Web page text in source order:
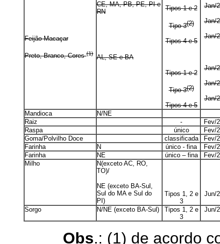
Feijão Macaçar
Preto, Branco, Cores(1)
CE, MA, PB, PE, PI e
RN
AL, SE e BA
Tipos 1 e 2
Tipo 3(2)
Tipos 4 e 5
Tipos 1 e 2
Tipo 3(2)
Tipos 4 e 5
Jan/
Jan/
Jan/
Jan/
Jan/
Jan/
Mandioca N/NE
Raiz
-
Fev/
Raspa
único
Fev/
Goma/Polvilho Doce
classificada
Fev/
Farinha
N único - fina
Fev/
Farinha
NE único – fina
Fev/
Milho
N(exceto AC, RO,
TO)/
NE (exceto BA-Sul,
Sul do MA e Sul do
PI)
Tipos 1, 2 e
3
Jun/
Sorgo N/NE (exceto BA-Sul)
Tipos 1, 2 e
3
Jun/
Obs.: (1) de acordo